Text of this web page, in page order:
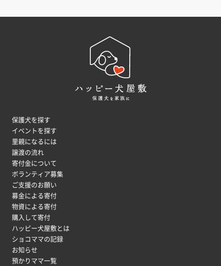
保護犬を探す
イベントを探す
里親になるには
譲渡の流れ
寄付金について
ボランティア募集
ご支援のお願い
募金による寄付
物資による寄付
購入して寄付
ハッピー犬屋敷とは
ショコママの記録
お知らせ
預かりママ一覧